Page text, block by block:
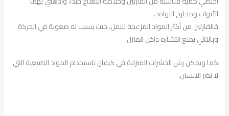
الأبواب ومخارج النوافذ،
فالفازلين من أكثر المواد المزعجة للنمل، حيث يسبب له صعوبة في الحركة
وبالتالي يمنع انتشاره داخل المنزل.
كما ويمكن رش الحشرات المنزلية في كيفان باستخدام المواد الطبيعية التي
لا تضر الانسان.